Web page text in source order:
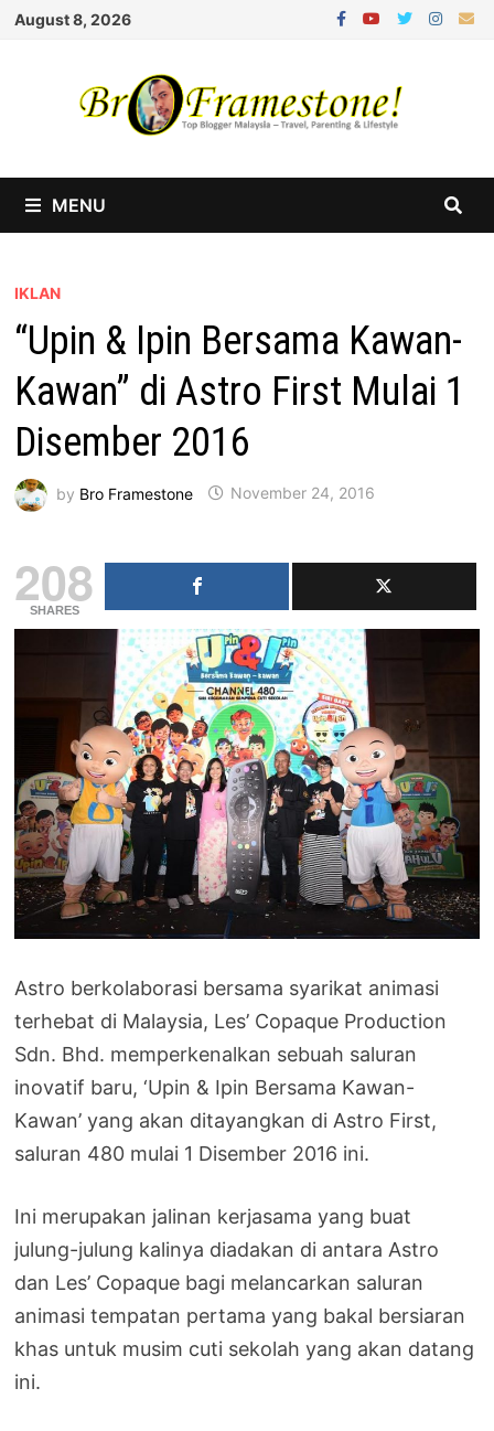
Skip
August 8, 2026
MENU
IKLAN
“Upin & Ipin Bersama Kawan-
Kawan” di Astro First Mulai 1
Disember 2016
by Bro Framestone November 24, 2016
208
SHARES
Astro berkolaborasi bersama syarikat animasi
terhebat di Malaysia, Les’ Copaque Production
Sdn. Bhd. memperkenalkan sebuah saluran
inovatif baru, ‘Upin & Ipin Bersama Kawan-
Kawan’ yang akan ditayangkan di Astro First,
saluran 480 mulai 1 Disember 2016 ini.
Ini merupakan jalinan kerjasama yang buat
julung-julung kalinya diadakan di antara Astro
dan Les’ Copaque bagi melancarkan saluran
animasi tempatan pertama yang bakal bersiaran
khas untuk musim cuti sekolah yang akan datang
ini.